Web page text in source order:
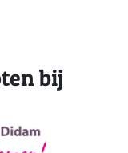
bij